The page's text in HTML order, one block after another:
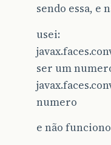
sendo essa, e
usei:
ser um
numero
e não